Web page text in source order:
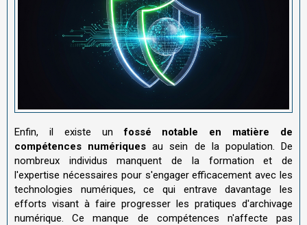
Enfin, il existe unfossé notable en matière de
compétences numériques au sein de la population. De
nombreux individus manquent de la formation et de
l'expertise nécessaires pour s'engager efficacement avec les
technologies numériques, ce qui entrave davantage les
efforts visant à faire progresser les pratiques d'archivage
numérique. Ce manque de compétences n'affecte pas